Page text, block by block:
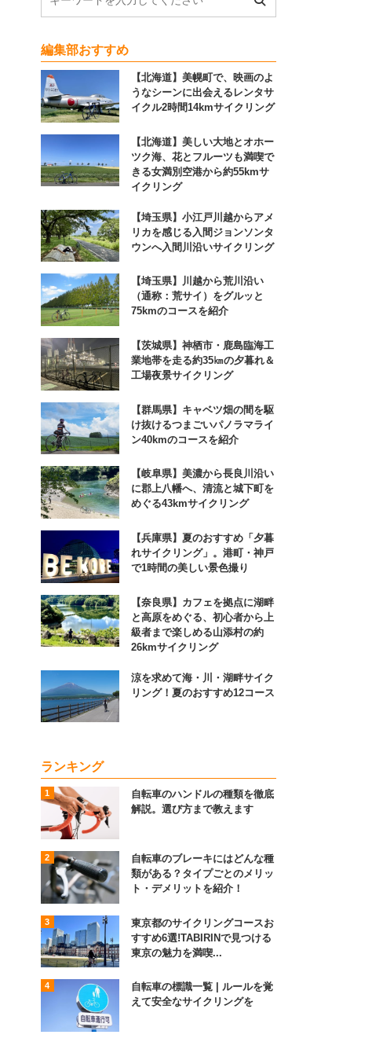
編集部おすすめ
【北海道】美幌町で、映画のよ
うなシーンに出会えるレンタサ
イクル2時間14kmサイクリング
【北海道】美しい大地とオホー
ツク海、花とフルーツも満喫で
きる女満別空港から約55kmサ
イクリング
【埼玉県】小江戸川越からアメ
リカを感じる入間ジョンソンタ
ウンへ入間川沿いサイクリング
【埼玉県】川越から荒川沿い
（通称：荒サイ）をグルッと
75kmのコースを紹介
【茨城県】神栖市・鹿島臨海工
業地帯を走る約35㎞の夕暮れ＆
工場夜景サイクリング
【群馬県】キャベツ畑の間を駆
け抜けるつまごいパノラマライ
ン40kmのコースを紹介
【岐阜県】美濃から長良川沿い
に郡上八幡へ、清流と城下町を
めぐる43kmサイクリング
【兵庫県】夏のおすすめ「夕暮
れサイクリング」。港町・神戸
で1時間の美しい景色撮り
【奈良県】カフェを拠点に湖畔
と高原をめぐる、初心者から上
級者まで楽しめる山添村の約
26kmサイクリング
涼を求めて海・川・湖畔サイク
リング！夏のおすすめ12コース
ランキング
自転車のハンドルの種類を徹底
解説。選び方まで教えます
自転車のブレーキにはどんな種
類がある？タイプごとのメリッ
ト・デメリットを紹介！
東京都のサイクリングコースお
すすめ6選!TABIRINで見つける
東京の魅力を満喫...
自転車の標識一覧 | ルールを覚
えて安全なサイクリングを